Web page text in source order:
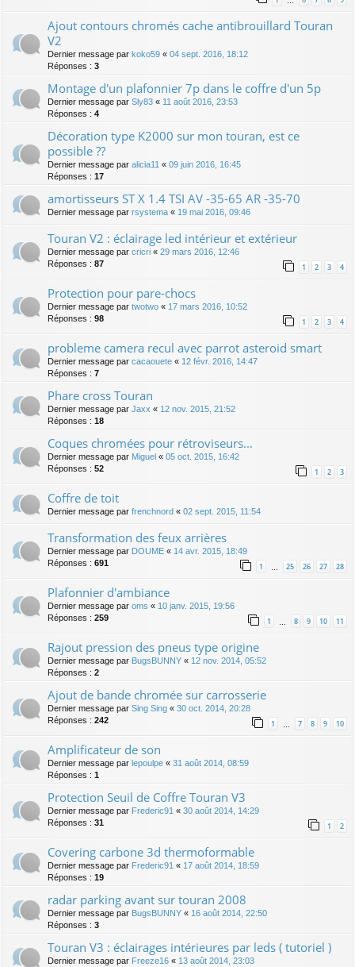
Ajout contours chromés cache antibrouillard Touran
V2
Dernier message par koko59 « 04 sept. 2016, 18:12
Réponses : 3
Montage d'un plafonnier 7p dans le coffre d'un 5p
Dernier message par Sly83 « 11 août 2016, 23:53
Réponses : 4
Décoration type K2000 sur mon touran, est ce
possible ??
Dernier message par alicia11 « 09 juin 2016, 16:45
Réponses : 17
amortisseurs ST X 1.4 TSI AV -35-65 AR -35-70
Dernier message par rsystema « 19 mai 2016, 09:46
Touran V2 : éclairage led intérieur et extérieur
Dernier message par cricri « 29 mars 2016, 12:46
Réponses : 87 1 2 3 4
Protection pour pare-chocs
Dernier message par twotwo « 17 mars 2016, 10:52
Réponses : 98 1 2 3 4
probleme camera recul avec parrot asteroid smart
Dernier message par cacaouete « 12 févr. 2016, 14:47
Réponses : 7
Phare cross Touran
Dernier message par Jaxx « 12 nov. 2015, 21:52
Réponses : 18
Coques chromées pour rétroviseurs...
Dernier message par Miguel « 05 oct. 2015, 16:42
Réponses : 52 1 2 3
Coffre de toit
Dernier message par frenchnord « 02 sept. 2015, 11:54
Transformation des feux arrières
Dernier message par DOUME « 14 avr. 2015, 18:49
Réponses : 691 1 25 26 27 28
Plafonnier d'ambiance
Dernier message par oms « 10 janv. 2015, 19:56
Réponses : 259 1 … 8 9 10 11
Rajout pression des pneus type origine
Dernier message par BugsBUNNY « 12 nov. 2014, 05:52
Réponses : 2
Ajout de bande chromée sur carrosserie
Dernier message par Sing Sing « 30 oct. 2014, 20:28
Réponses : 242 1 … 7 8 9 10
Amplificateur de son
Dernier message par lepoulpe « 31 août 2014, 08:59
Réponses : 1
Protection Seuil de Coffre Touran V3
Dernier message par Frederic91 « 30 août 2014, 14:29
Réponses : 31 1 2
Covering carbone 3d thermoformable
Dernier message par Frederic91 « 17 août 2014, 18:59
Réponses : 19
radar parking avant sur touran 2008
Dernier message par BugsBUNNY « 16 août 2014, 22:50
Réponses : 3
Touran V3 : éclairages intérieures par leds ( tutoriel )
Dernier message par Freeze16 « 13 août 2014, 23:03